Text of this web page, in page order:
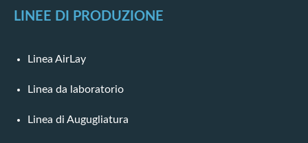
LINEE DI PRODUZIONE
Linea AirLay
Linea da laboratorio
Linea di Augugliatura